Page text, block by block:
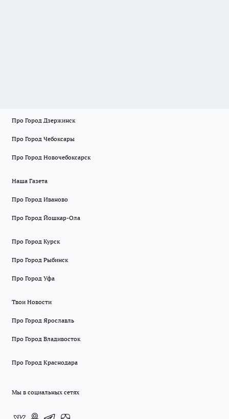
Про Город Дзержинск
Про Город Чебоксары
Про Город Новочебоксарск
Наша Газета
Про Город Иваново
Про Город Йошкар-Ола
Про Город Курск
Про Город Рыбинск
Про Город Уфа
Твои Новости
Про Город Ярославль
Про Город Владивосток
Про Город Краснодара
Мы в социальных сетях